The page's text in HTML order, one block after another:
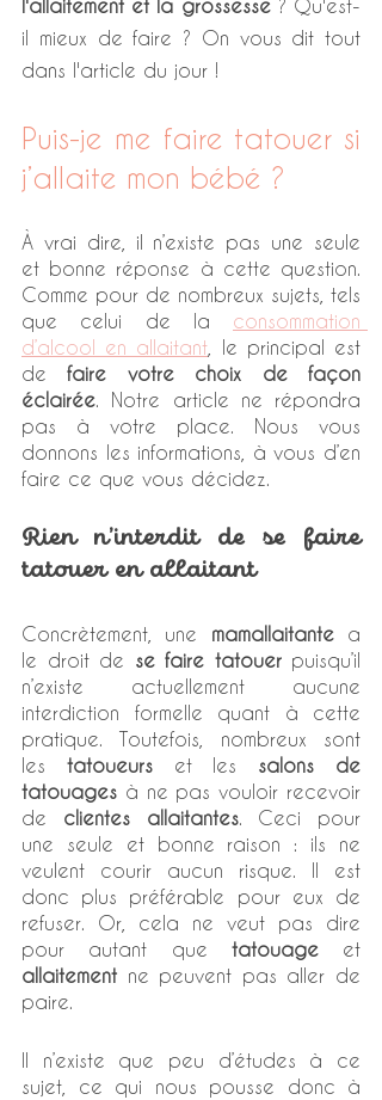
l'allaitement et la grossesse ? Qu'est-
il mieux de faire ? On vous dit tout
dans l'article du jour !
Puis-je me faire tatouer si
j’allaite mon bébé ?
À vrai dire, il n’existe pas une seule
et bonne réponse à cette question.
Comme pour de nombreux sujets, tels
que celui de la
consommation
d’alcool en allaitant , le principal est
de faire votre choix de façon
éclairée. Notre article ne répondra
pas à votre place. Nous vous
donnons les informations, à vous d’en
faire ce que vous décidez.
Rien n’interdit de se faire
tatouer en allaitant
Concrètement, une mamallaitante a
le droit de se faire tatouer puisqu’il
n’existe actuellement aucune
interdiction formelle quant à cette
pratique. Toutefois, nombreux sont
les tatoueurs et les salons de
tatouages à ne pas vouloir recevoir
de clientes allaitantes. Ceci pour
une seule et bonne raison : ils ne
veulent courir aucun risque. Il est
donc plus préférable pour eux de
refuser. Or, cela ne veut pas dire
pour autant que tatouage
allaitement ne peuvent pas aller de
paire.
Il n’existe que peu d’études à ce
sujet, ce qui nous pousse donc à